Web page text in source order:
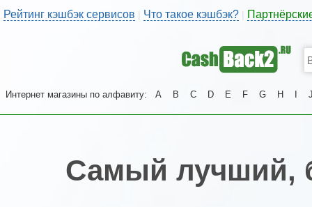
Рейтинг кэшбэк сервисов | Что такое кэшбэк?
Интернет магазины по алфавиту: A B C D E F G H
Самый лучший,